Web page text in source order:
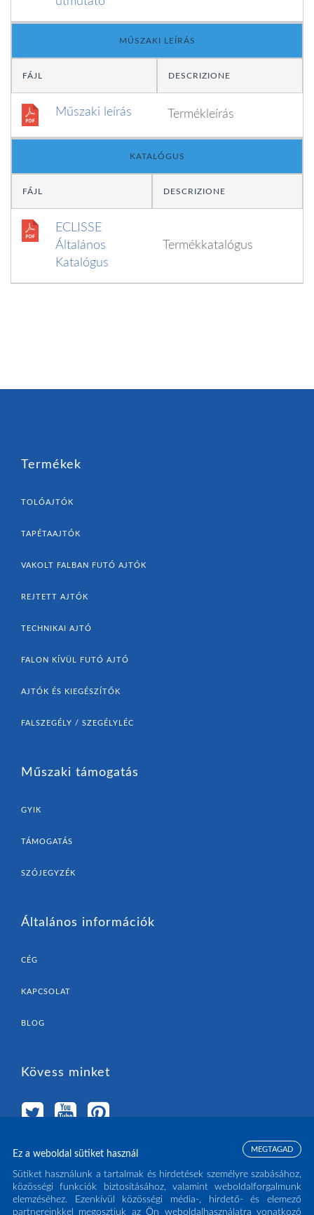
Ez a weboldal sütiket használ
Sütiket használunk a tartalmak és hirdetések személyre szabásához,
közösségi funkciók biztosításához, valamint weboldalforgalmunk
elemzéséhez. Ezenkívül közösségi média-, hirdető- és elemező
partnereinkkel megosztjuk az Ön weboldalhasználatra vonatkozó
MEGTAGAD
MŰSZAKI LEÍRÁS
FÁJL DESCRIZIONE
Műszaki leírás Termékleírás
KATALÓGUS
FÁJL DESCRIZIONE
ECLISSE
Általános
Katalógus
Termékkatalógus
Termékek
TOLÓAJTÓK
TAPÉTAAJTÓK
VAKOLT FALBAN FUTÓ AJTÓK
REJTETT AJTÓK
TECHNIKAI AJTÓ
FALON KÍVÜL FUTÓ AJTÓ
AJTÓK ÉS KIEGÉSZÍTŐK
FALSZEGÉLY / SZEGÉLYLÉC
Műszaki támogatás
GYIK
TÁMOGATÁS
SZÓJEGYZÉK
Általános információk
CÉG
KAPCSOLAT
BLOG
Kövess minket
MAGYARORSZÁG